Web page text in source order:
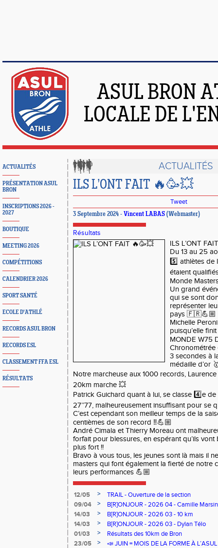
ASUL BRON
LOCALE DE
ACTUALITÉS
PRÉSENTATION ASUL
BRON
INSCRIPTIONS 2026 -
2027
BOUTIQUE
MEETING 2026
COMPÉTITIONS
CALENDRIER 2026
SPORT SANTÉ
ECOLE D'ATHLÉ
RECORDS ASUL BRON
RECORDS ESL
CLASSEMENT FFA ESL
RÉSULTATS
ACTUALITÉS
ILS L’ONT FAIT 🔥🥳💥
Tweet
3 Septembre 2024 - Vincent LABAS (Webmaster)
Résultats
ILS L’ONT
Du 13 au 25
5️⃣ athlètes de
étaient
Monde
Un grand
qui se sont
représenter
pays 🇫🇷💪🏼
Michelle
puisqu’elle
MONDE W75
Chronométrée
3 secondes à
médaille d’or
Notre marcheuse aux 1000 records,
20km marche 💥
Patrick Guichard quant à lui, se classe 4️⃣e
27’’77, malheureusement insuffisant pour se
C’est cependant son meilleur temps de la
centièmes de son record ‼️💪🏼
André Cimala et Thierry Moreau ont
forfait pour blessures, en espérant qu’ils vont
plus fort !!
Bravo à vous tous, les jeunes sont là mais il
masters qui font également la fierté de notre
leurs performances 💪🏼
12/05 >
TRAIL - Ouverture de la section
09/04
>
B[R]ONJOUR - 2026 04 - Camille Marsin
14/03
>
B[R]ONJOUR - 2026 03 - 10 km
14/03
>
B[R]ONJOUR - 2026 03 - Dylan Télo
01/03
>
Résultats des 10km de Bron
23/05
>
📣 JUIN = MOIS DE LA FORME À